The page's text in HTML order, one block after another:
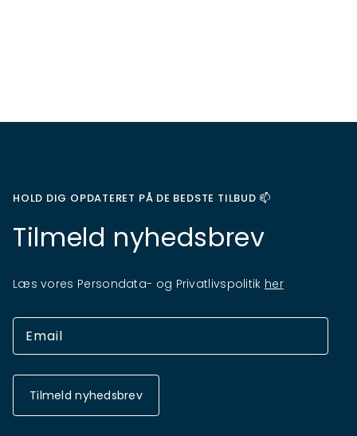
HOLD DIG OPDATERET PÅ DE BEDSTE TILBUD 📫
Tilmeld nyhedsbrev
Læs vores Persondata- og Privatlivspolitik her
Tilmeld nyhedsbrev